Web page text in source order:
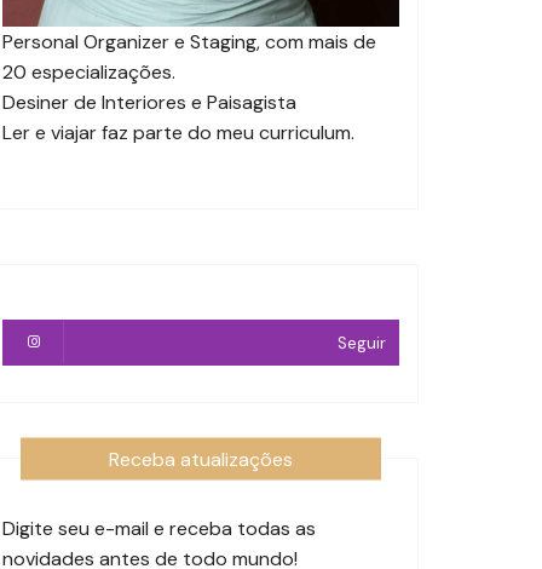
Personal Organizer e Staging, com mais de
20 especializações.
Desiner de Interiores e Paisagista
Ler e viajar faz parte do meu curriculum.
Seguir
Receba atualizações
Digite seu e-mail e receba todas as
novidades antes de todo mundo!